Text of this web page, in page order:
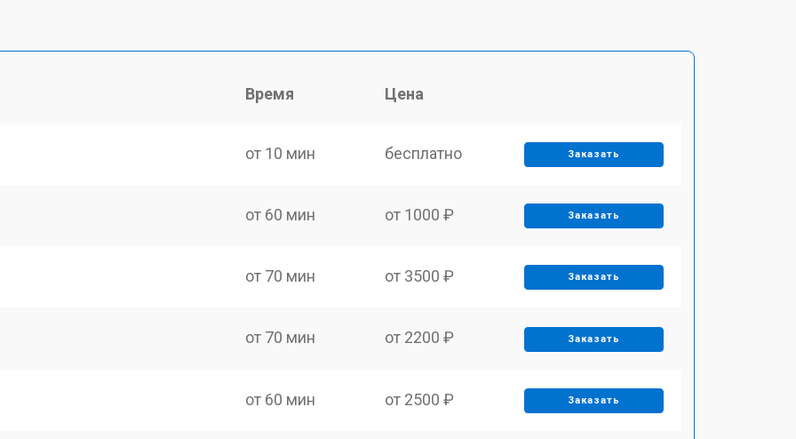
Время Цена
от 10 мин бесплатно Заказать
от 60 мин от 1000 ₽ Заказать
от 70 мин от 3500 ₽ Заказать
от 70 мин от 2200 ₽ Заказать
от 60 мин от 2500 ₽ Заказать